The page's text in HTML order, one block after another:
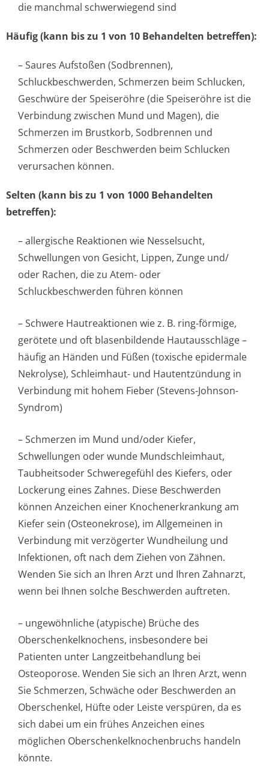
die manchmal schwerwiegend sind
Häufig (kann bis zu 1 von 10 Behandelten betreffen):
– Saures Aufstoßen (Sodbrennen),
Schluckbeschwerden, Schmerzen beim Schlucken,
Geschwüre der Speiseröhre (die Speiseröhre ist die
Verbindung zwischen Mund und Magen), die
Schmerzen im Brustkorb, Sodbrennen und
Schmerzen oder Beschwerden beim Schlucken
verursachen können.
Selten (kann bis zu 1 von 1000 Behandelten
betreffen):
– allergische Reaktionen wie Nesselsucht,
Schwellungen von Gesicht, Lippen, Zunge und/
oder Rachen, die zu Atem- oder
Schluckbeschwerden führen können
– Schwere Hautreaktionen wie z. B. ring-förmige,
gerötete und oft blasenbildende Hautausschläge –
häufig an Händen und Füßen (toxische epidermale
Nekrolyse), Schleimhaut- und Hautentzündung in
Verbindung mit hohem Fieber (Stevens-Johnson-
Syndrom)
– Schmerzen im Mund und/oder Kiefer,
Schwellungen oder wunde Mundschleimhaut,
Taubheitsoder Schweregefühl des Kiefers, oder
Lockerung eines Zahnes. Diese Beschwerden
können Anzeichen einer Knochenerkrankung am
Kiefer sein (Osteonekrose), im Allgemeinen in
Verbindung mit verzögerter Wundheilung und
Infektionen, oft nach dem Ziehen von Zähnen.
Wenden Sie sich an Ihren Arzt und Ihren Zahnarzt,
wenn bei Ihnen solche Beschwerden auftreten.
– ungewöhnliche (atypische) Brüche des
Oberschenkelknochen­s, insbesondere bei
Patienten unter Langzeitbehandlung bei
Osteoporose. Wenden Sie sich an Ihren Arzt, wenn
Sie Schmerzen, Schwäche oder Beschwerden an
Oberschenkel, Hüfte oder Leiste verspüren, da es
sich dabei um ein frühes Anzeichen eines
möglichen Oberschenkelknochen­bruchs handeln
könnte.